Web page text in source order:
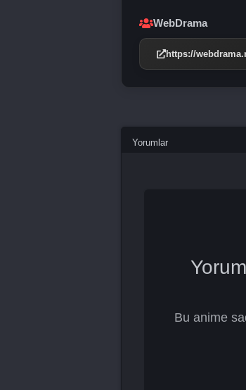
WebDrama
https://
Yorumlar
Bu anime